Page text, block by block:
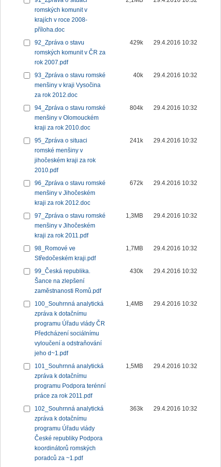
romských komunit v
krajích v roce 2008-
příloha.doc
92_Zpráva o stavu
romských komunit v ČR za
rok 2007.pdf
429k 29.4.2016 10:32
93_Zpráva o stavu romské
menšiny v kraji Vysočina
za rok 2012.doc
40k 29.4.2016 10:32
94_Zpráva o stavu romské
menšiny v Olomouckém
kraji za rok 2010.doc
804k 29.4.2016 10:32
95_Zpráva o situaci
romské menšiny v
jihočeském kraji za rok
2010.pdf
241k 29.4.2016 10:32
96_Zpráva o stavu romské
menšiny v Jihočeském
kraji za rok 2012.doc
672k 29.4.2016 10:32
97_Zpráva o stavu romské
menšiny v Jihočeském
kraji za rok 2011.pdf
1,3MB 29.4.2016 10:32
98_Romové ve
Středočeském kraji.pdf
1,7MB 29.4.2016 10:32
99_Česká republika.
Šance na zlepšení
zaměstnanosti Romů.pdf
430k 29.4.2016 10:32
100_Souhrnná analytická
zpráva k dotačnímu
programu Úřadu vlády ČR
Předcházení sociálnímu
vyloučení a odstraňování
jeho d~1.pdf
1,4MB 29.4.2016 10:32
101_Souhrnná analytická
zpráva k dotačnímu
programu Podpora terénní
práce za rok 2011.pdf
1,5MB 29.4.2016 10:32
102_Souhrnná analytická
zpráva k dotačnímu
programu Úřadu vlády
České republiky Podpora
koordinátorů romských
poradců za ~1.pdf
363k 29.4.2016 10:32